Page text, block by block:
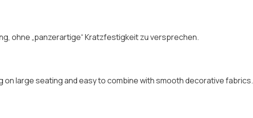
ohne „panzerartige“ Kratzfestigkeit zu versprechen.
large seating and easy to combine with smooth decorative fabrics.